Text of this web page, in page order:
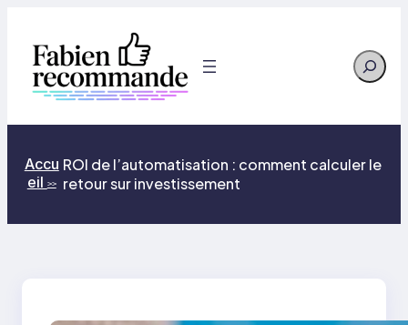
contenu
Search
Accu
eil >>
ROI de l’automatisation : comment calculer le
retour sur investissement